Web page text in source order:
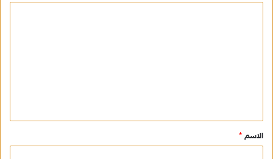
ق
*
الاسم *